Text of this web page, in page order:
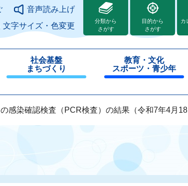
本文へ音声読み上げ
文字サイズ・色変更
分類から
さがす
目的から
さがす
カ
社会基盤
まちづくり
じ
る
教育・文化
スポーツ・青少年
じ
感染確認検査（PCR検査）の結果（令和7年4月18